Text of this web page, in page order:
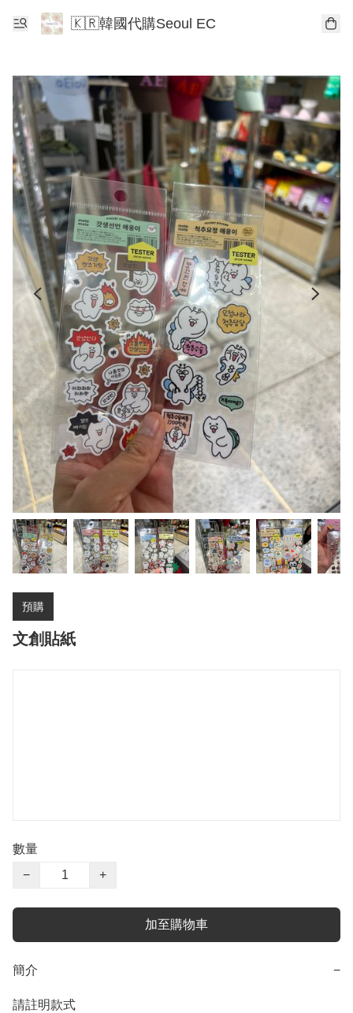
🇰🇷韓國代購Seoul EC
預購
文創貼紙
數量
−
+
加至購物車
簡介 −
請註明款式